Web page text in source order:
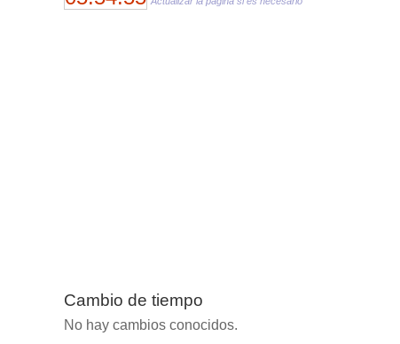
Cambio de tiempo
No hay cambios conocidos.